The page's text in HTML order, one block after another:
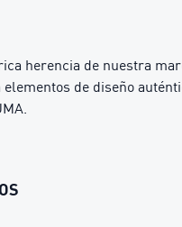
herencia de nuestra
de diseño